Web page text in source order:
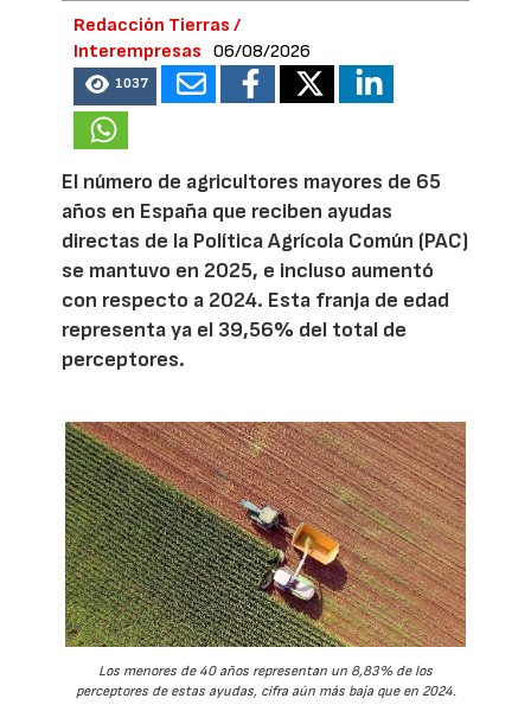
Redacción Tierras /
Interempresas
06/08/2026
1037
El número de agricultores mayores de 65
años en España que reciben ayudas
directas de la Política Agrícola Común (PAC)
se mantuvo en 2025, e incluso aumentó
con respecto a 2024. Esta franja de edad
representa ya el 39,56% del total de
perceptores.
Los menores de 40 años representan un 8,83% de los
perceptores de estas ayudas, cifra aún más baja que en 2024.